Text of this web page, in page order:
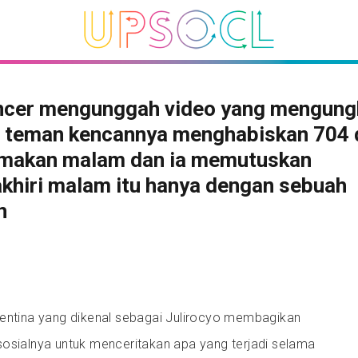
mengunggah video yang
teman kencannya menghabiskan 704
malam dan ia memutuskan
malam itu hanya dengan sebuah
yang dikenal sebagai Julirocyo membagikan
untuk menceritakan apa yang terjadi selama